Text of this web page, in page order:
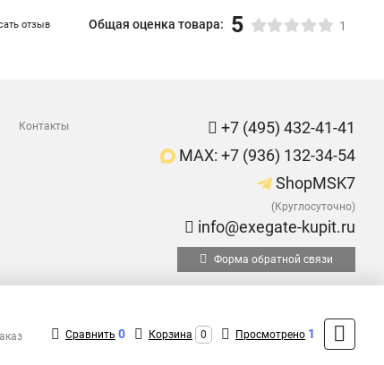
отзыв Общая оценка товара: 5 1
Контакты
+7 (495) 432-41-41
MAX: +7 (936) 132-34-54
ShopMSK7
(Круглосуточно)
info@exegate-kupit.ru
Форма обратной связи
Сравнить 0 Корзина 0 Просмотрено 1